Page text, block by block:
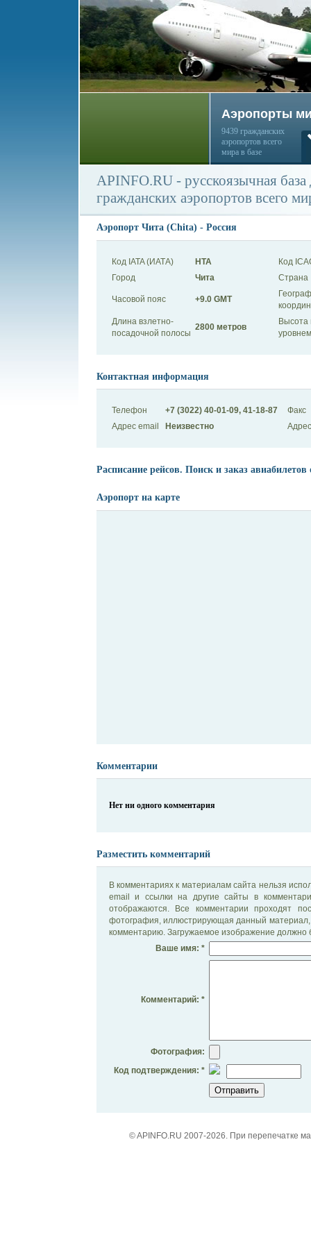
Аэропорты
9439 гражданских
аэропортов всего
мира в базе
APINFO.RU - русскоязычная
гражданских аэропортов всего
Аэропорт Чита (Chita) - Россия
Код IATA (ИАТА) HTA
Код
Город
Чита Страна
Часовой пояс +9.0 GMT
Длина взлетно-
посадочной полосы
2800 метров
Высота
Контактная информация
Телефон +7 (3022) 40-01-09, 41-18-87
Факс
Адрес email
Неизвестно
Расписание рейсов. Поиск и заказ авиабилетов
Аэропорт на карте
Комментарии
Нет ни одного комментария
Разместить комментарий
В комментариях к материалам сайта нельзя
email и ссылки на другие сайты в
отображаются. Все комментарии проходят
фотография, иллюстрирующая данный материал,
комментарию. Загружаемое изображение должно
Ваше имя: *
Комментарий: *
Фотография:
Код подтверждения: *
© APINFO.RU 2007-2026. При перепечатке